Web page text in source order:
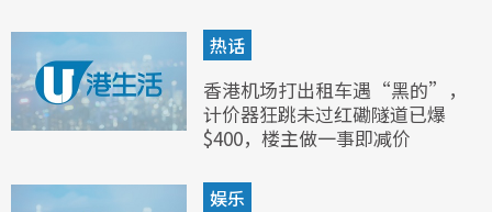
热话
香港机场打出租车遇“黑的”，
计价器狂跳未过红磡隧道已爆
$400，楼主做一事即减价
娱乐